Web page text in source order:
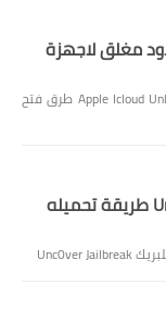
مغلق لاجهزة
افضل طرق فتح حساب اي كلاود مغلق لاجهزة ابل Apple Icloud Unlock طرق فتح
شرح جلبريك Unc0ver Jailbreak طريقة تحميله